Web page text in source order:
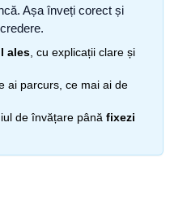
Așa înveți corect și
ales , cu explicații clare și
ai parcurs, ce mai ai de
de învățare până fixezi